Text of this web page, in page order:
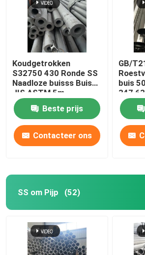
Koudgetrokken
S32750 430 Ronde SS
Naadloze buisss Buis
JIS ASTM 5m
Beste prijs
Contacteer ons
GB/
buis
347
SS om Pijp (52)